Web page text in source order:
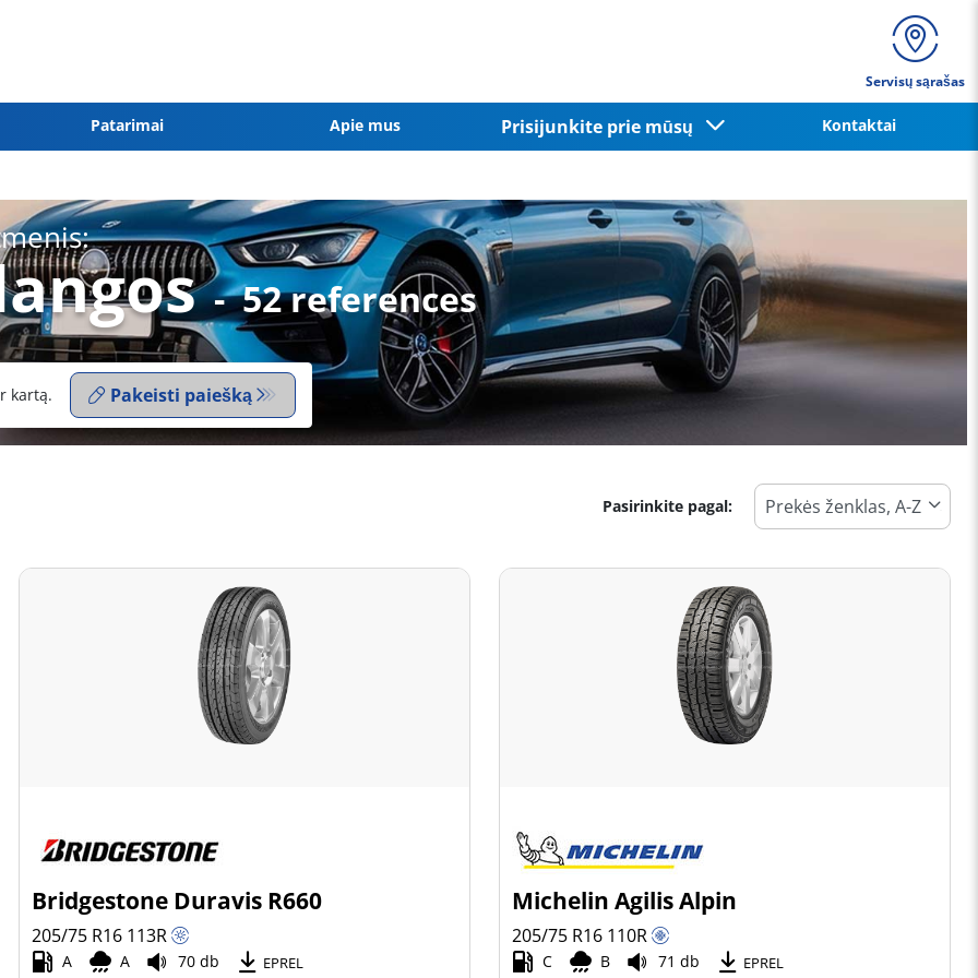
Servisų sąrašas
Patarimai Apie mus Prisijunkite prie mūsų Kontaktai
- 52 references
kartą. Pakeisti paiešką
Pasirinkite pagal:
Bridgestone Duravis R660
205/75 R16 113R
A A 70 db EPREL
Michelin Agilis Alpin
205/75 R16 110R
C B 71 db EPREL